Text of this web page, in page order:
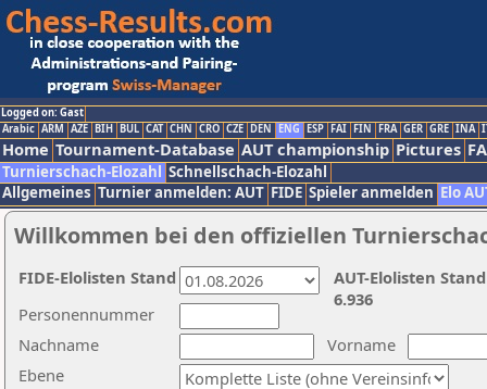
Logged on: Gast
Arabic ARM AZE BIH BUL CAT CHN CRO CZE DEN ENG ESP FAI FIN FRA GER GRE INA
Home Tournament-Database AUT championship Pictures
Turnierschach-Elozahl Schnellschach-Elozahl
Allgemeines Turnier anmelden: AUT FIDE Spieler anmelden Elo
Willkommen bei den offiziellen
Nachname
Vorname
Ebene
Personennummer
AUT-Elolisten
6.936
FIDE-Elolisten Stand